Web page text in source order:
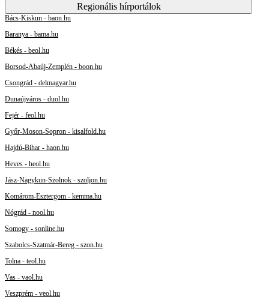
Regionális hírportálok
Bács-Kiskun - baon.hu
Baranya - bama.hu
Békés - beol.hu
Borsod-Abaúj-Zemplén - boon.hu
Csongrád - delmagyar.hu
Dunaújváros - duol.hu
Fejér - feol.hu
Győr-Moson-Sopron - kisalfold.hu
Hajdú-Bihar - haon.hu
Heves - heol.hu
Jász-Nagykun-Szolnok - szoljon.hu
Komárom-Esztergom - kemma.hu
Nógrád - nool.hu
Somogy - sonline.hu
Szabolcs-Szatmár-Bereg - szon.hu
Tolna - teol.hu
Vas - vaol.hu
Veszprém - veol.hu